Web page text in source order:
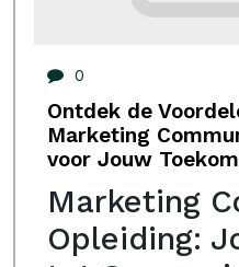
0
Ontdek de
Marketing
voor Jouw
Marketing
Opleiding: